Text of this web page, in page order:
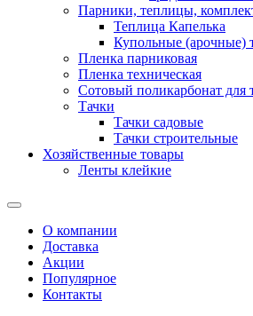
Парники, теплицы,
Теплица Капелька
Купольные (арочные)
Пленка парниковая
Пленка техническая
Сотовый поликарбонат для
Тачки
Тачки садовые
Тачки строительные
Хозяйственные товары
Ленты клейкие
О компании
Доставка
Акции
Популярное
Контакты